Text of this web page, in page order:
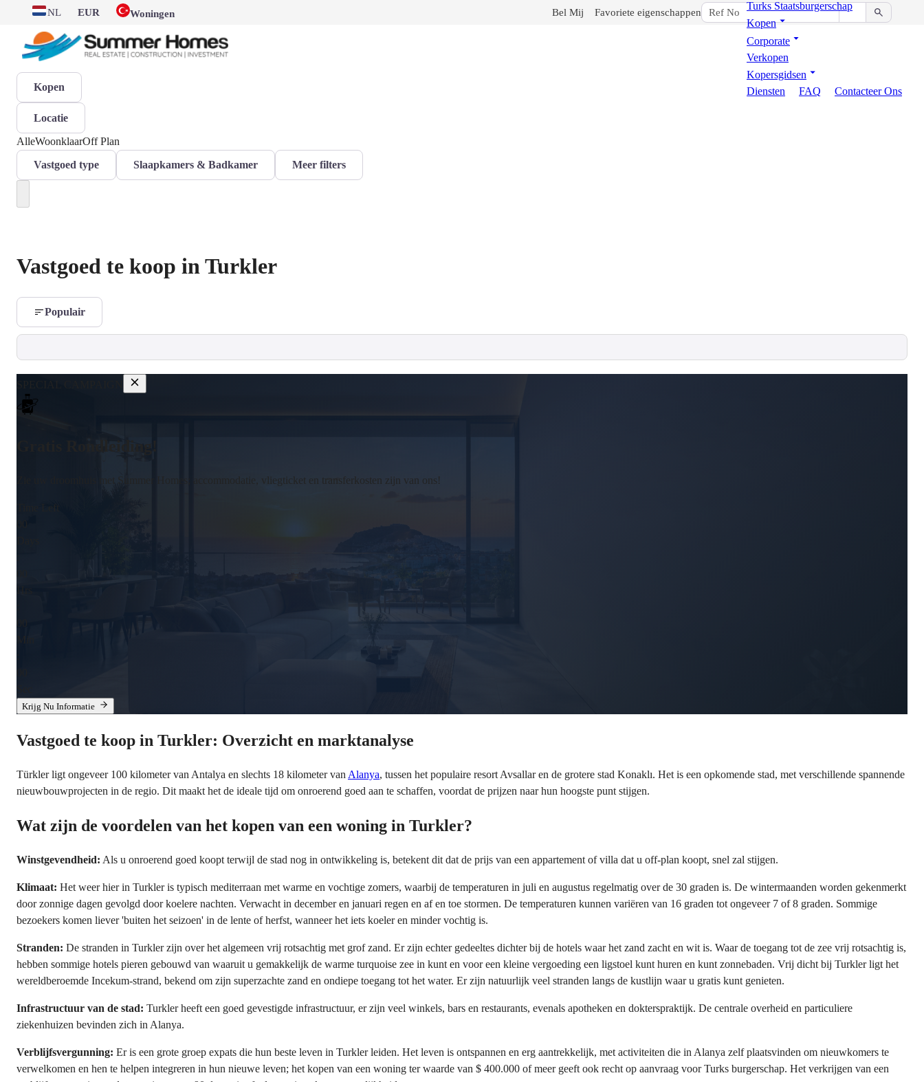
NL EUR Woningen Bel Mij Favoriete eigenschappen
Turks Staatsburgerschap
Kopen
Corporate
Verkopen
Kopersgidsen
Diensten
FAQ Contacteer Ons
Kopen
Locatie
AlleWoonklaarOff Plan
Vastgoed type Slaapkamers & Badkamer Meer filters
Vastgoed te koop in Turkler
Populair
Zie uw droomhuis met Summer Homes; accommodatie, vliegticket en transferkosten zijn van ons!
Krijg Nu Informatie
Vastgoed te koop in Turkler: Overzicht en marktanalyse
Türkler ligt ongeveer 100 kilometer van Antalya en slechts 18 kilometer van Alanya, tussen het populaire resort Avsallar en de grotere stad Konaklı. Het is een opkomende stad, met verschillende spannende
nieuwbouwprojecten in de regio. Dit maakt het de ideale tijd om onroerend goed aan te schaffen, voordat de prijzen naar hun hoogste punt stijgen.
Wat zijn de voordelen van het kopen van een woning in Turkler?
Winstgevendheid: Als u onroerend goed koopt terwijl de stad nog in ontwikkeling is, betekent dit dat de prijs van een appartement of villa dat u off-plan koopt, snel zal stijgen.
Klimaat: Het weer hier in Turkler is typisch mediterraan met warme en vochtige zomers, waarbij de temperaturen in juli en augustus regelmatig over de 30 graden is. De wintermaanden worden gekenmerkt
door zonnige dagen gevolgd door koelere nachten. Verwacht in december en januari regen en af en toe stormen. De temperaturen kunnen variëren van 16 graden tot ongeveer 7 of 8 graden. Sommige
bezoekers komen liever 'buiten het seizoen' in de lente of herfst, wanneer het iets koeler en minder vochtig is.
Stranden: De stranden in Turkler zijn over het algemeen vrij rotsachtig met grof zand. Er zijn echter gedeeltes dichter bij de hotels waar het zand zacht en wit is. Waar de toegang tot de zee vrij rotsachtig is,
hebben sommige hotels pieren gebouwd van waaruit u gemakkelijk de warme turquoise zee in kunt en voor een kleine vergoeding een ligstoel kunt huren en kunt zonnebaden. Vrij dicht bij Turkler ligt het
wereldberoemde Incekum-strand, bekend om zijn superzachte zand en ondiepe toegang tot het water. Er zijn natuurlijk veel stranden langs de kustlijn waar u gratis kunt genieten.
Infrastructuur van de stad: Turkler heeft een goed gevestigde infrastructuur, er zijn veel winkels, bars en restaurants, evenals apotheken en dokterspraktijk. De centrale overheid en particuliere
ziekenhuizen bevinden zich in Alanya.
Verblijfsvergunning: Er is een grote groep expats die hun beste leven in Turkler leiden. Het leven is ontspannen en erg aantrekkelijk, met activiteiten die in Alanya zelf plaatsvinden om nieuwkomers te
verwelkomen en hen te helpen integreren in hun nieuwe leven; het kopen van een woning ter waarde van $ 400.000 of meer geeft ook recht op aanvraag voor Turks burgerschap. Het verkrijgen van een